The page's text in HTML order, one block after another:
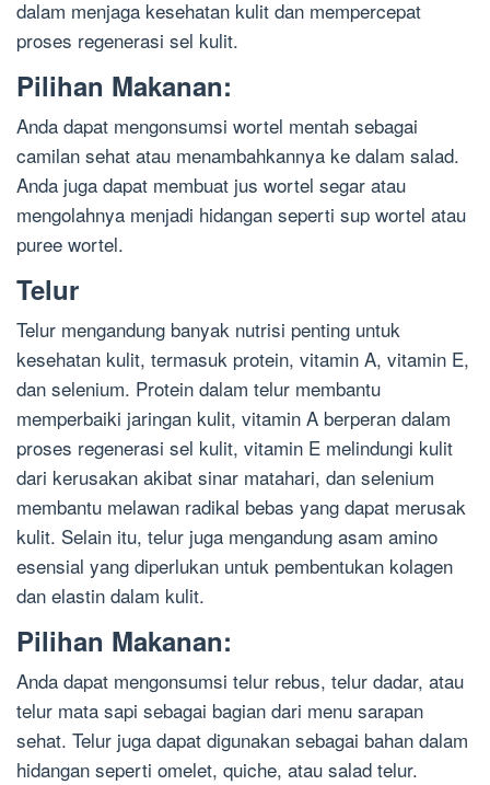
dalam menjaga kesehatan kulit dan mempercepat
proses regenerasi sel kulit.
Pilihan Makanan:
Anda dapat mengonsumsi wortel mentah sebagai
camilan sehat atau menambahkannya ke dalam salad.
Anda juga dapat membuat jus wortel segar atau
mengolahnya menjadi hidangan seperti sup wortel atau
puree wortel.
Telur
Telur mengandung banyak nutrisi penting untuk
kesehatan kulit, termasuk protein, vitamin A, vitamin E,
dan selenium. Protein dalam telur membantu
memperbaiki jaringan kulit, vitamin A berperan dalam
proses regenerasi sel kulit, vitamin E melindungi kulit
dari kerusakan akibat sinar matahari, dan selenium
membantu melawan radikal bebas yang dapat merusak
kulit. Selain itu, telur juga mengandung asam amino
esensial yang diperlukan untuk pembentukan kolagen
dan elastin dalam kulit.
Pilihan Makanan:
Anda dapat mengonsumsi telur rebus, telur dadar, atau
telur mata sapi sebagai bagian dari menu sarapan
sehat. Telur juga dapat digunakan sebagai bahan dalam
hidangan seperti omelet, quiche, atau salad telur.